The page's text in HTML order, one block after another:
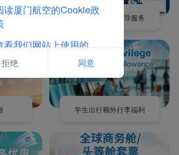
国直飞航线
程 旅客乘机陪同引导服务
学生出行额外行李福利
读厦门航空的Cookie政
看我们网站上使用的
Cookie的完整列表
拒绝 同意